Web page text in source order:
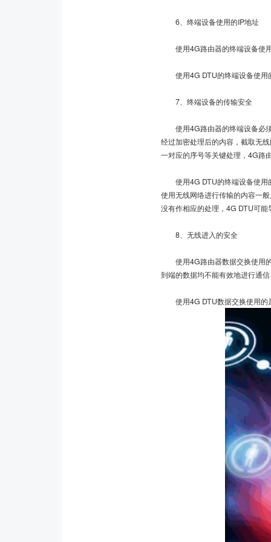
6、终端设备使用的IP地址
使用4G路由器的终端设备使用
使用4G DTU的终端设备使用
7、终端设备的传输安全
使用4G路由器的终端设备必须
经过加密处理后的内容，截取无
一对应的序号等关键处理，4G路
使用4G DTU的终端设备使用
使用无线网络进行传输的内容一
没有作相应的处理，4G DTU可
8、无线进入的安全
使用4G路由器数据交换使用的
到端的数据均不能有效地进行通
使用4G DTU数据交换使用的